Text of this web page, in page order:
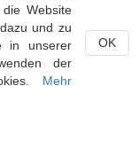
Website
und zu
in unserer
der
Mehr
OK